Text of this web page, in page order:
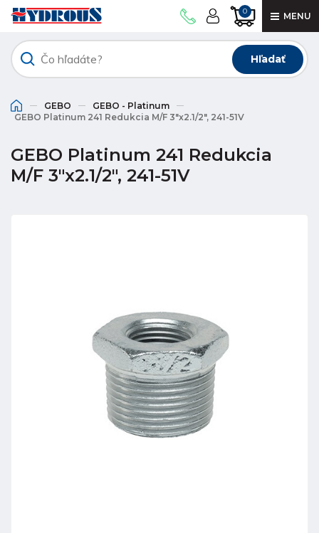
0 MENU
Hľadať
GEBO
GEBO - Platinum
GEBO Platinum 241 Redukcia M/F 3"x2.1/2", 241-51V
GEBO Platinum 241 Redukcia
M/F 3"x2.1/2", 241-51V